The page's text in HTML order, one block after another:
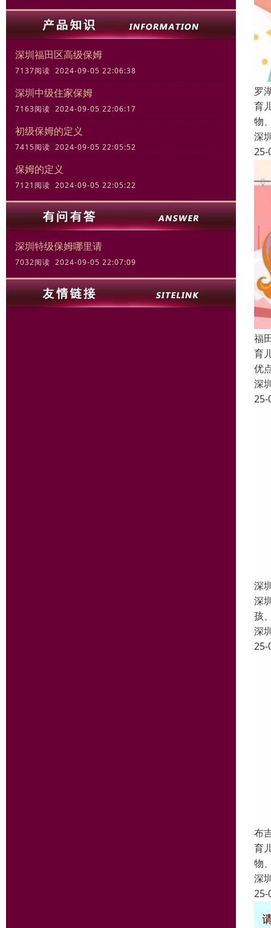
深圳福田区高级保姆
7137阅读 2024-09-05 22:06:38
深圳中级住家保姆
7163阅读 2024-09-05 22:06:17
初级保姆的定义
7415阅读 2024-09-05 22:05:52
保姆的定义
7121阅读 2024-09-05 22:05:22
深圳特级保姆哪里请
7032阅读 2024-09-05 22:07:09
罗
育
物
深
25-
福
育
优
深
25-
深
深
孩
深
25-
布
育
物
深
25-